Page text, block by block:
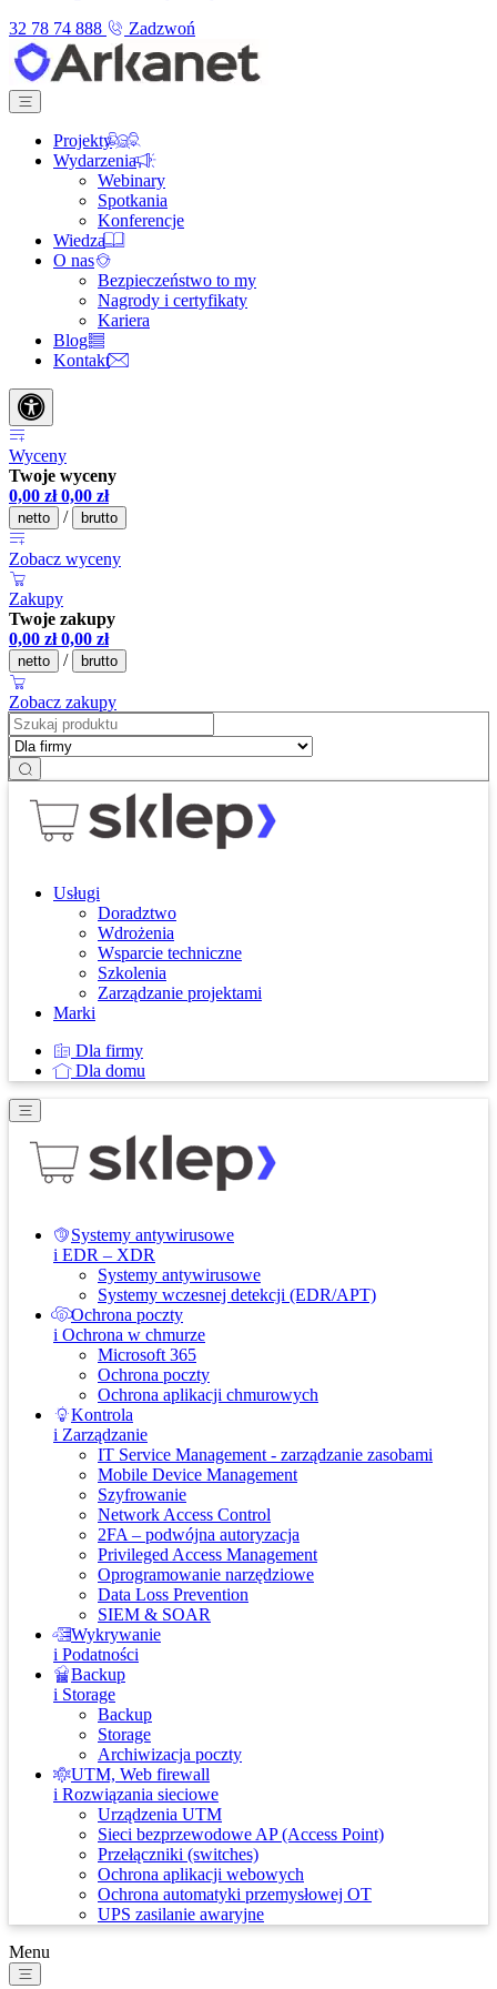
32 78 74 888
Zadzwoń
Projekty
Wydarzenia
Webinary
Spotkania
Konferencje
Wiedza
O nas
Bezpieczeństwo to my
Nagrody i certyfikaty
Kariera
Blog
Kontakt
Wyceny
Twoje wyceny
0,00 zł 0,00 zł
netto / brutto
Zobacz wyceny
Zakupy
Twoje zakupy
0,00 zł 0,00 zł
netto / brutto
Zobacz zakupy
Usługi
Doradztwo
Wdrożenia
Wsparcie techniczne
Szkolenia
Zarządzanie projektami
Marki
Dla firmy
Dla domu
Systemy antywirusowe
i EDR – XDR
Systemy antywirusowe
Systemy wczesnej detekcji (EDR/APT)
Ochrona poczty
i Ochrona w chmurze
Microsoft 365
Ochrona poczty
Ochrona aplikacji chmurowych
Kontrola
i Zarządzanie
IT Service Management - zarządzanie zasobami
Mobile Device Management
Szyfrowanie
Network Access Control
2FA – podwójna autoryzacja
Privileged Access Management
Oprogramowanie narzędziowe
Data Loss Prevention
SIEM & SOAR
Wykrywanie
i Podatności
Backup
i Storage
Backup
Storage
Archiwizacja poczty
UTM, Web firewall
i Rozwiązania sieciowe
Urządzenia UTM
Sieci bezprzewodowe AP (Access Point)
Przełączniki (switches)
Ochrona aplikacji webowych
Ochrona automatyki przemysłowej OT
UPS zasilanie awaryjne
Menu